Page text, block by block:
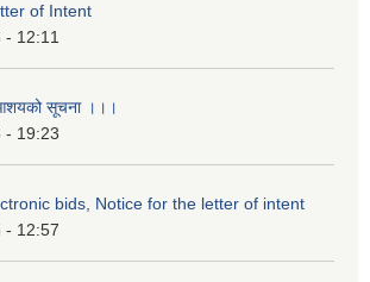
of Intent
- 12:11
आशयको सूचना ।।।
- 19:23
bids, Notice for the letter of intent
- 12:57